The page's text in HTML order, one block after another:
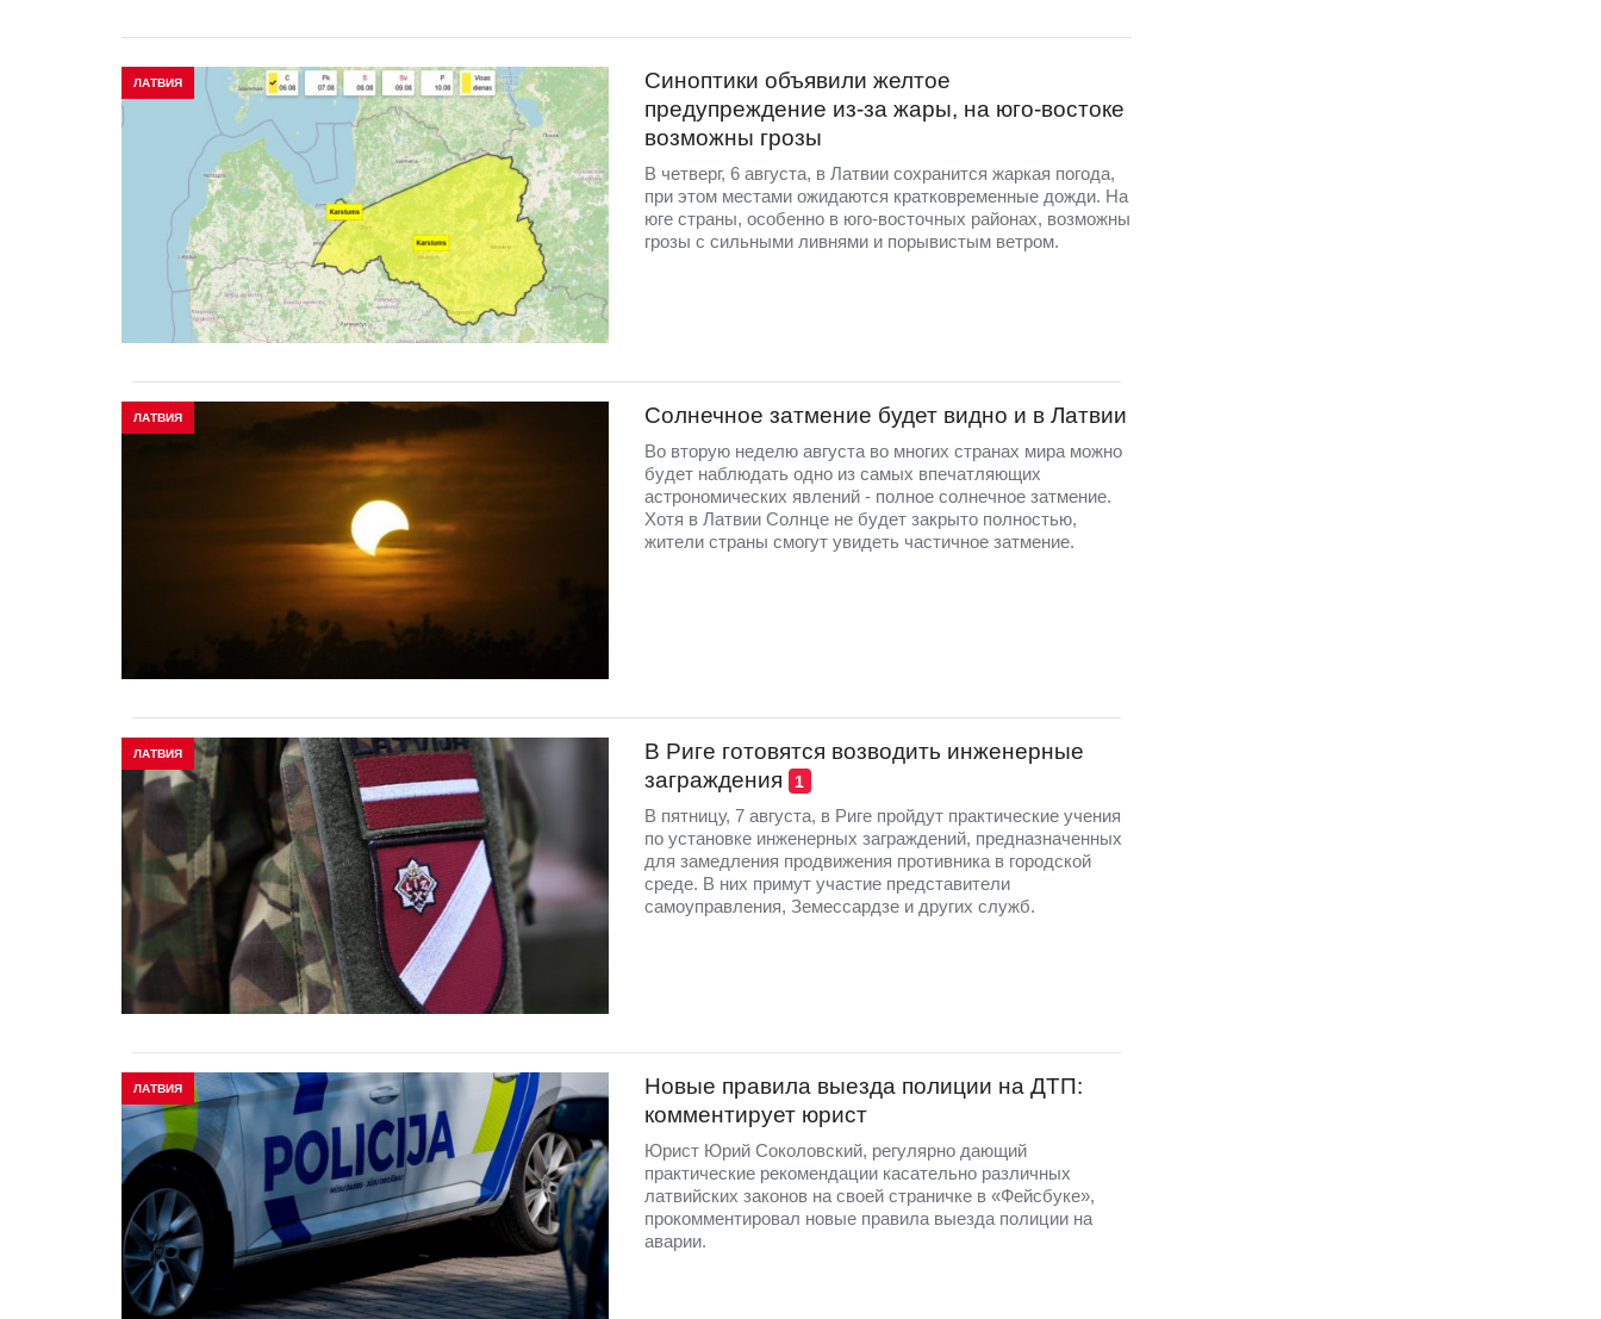
ЛАТВИЯ
Синоптики объявили желтое
предупреждение из-за жары, на юго-востоке
возможны грозы
В четверг, 6 августа, в Латвии сохранится жаркая погода,
при этом местами ожидаются кратковременные дожди. На
юге страны, особенно в юго-восточных районах, возможны
грозы с сильными ливнями и порывистым ветром.
ЛАТВИЯ Солнечное затмение будет видно и в Латвии
Во вторую неделю августа во многих странах мира можно
будет наблюдать одно из самых впечатляющих
астрономических явлений - полное солнечное затмение.
Хотя в Латвии Солнце не будет закрыто полностью,
жители страны смогут увидеть частичное затмение.
ЛАТВИЯ
В Риге готовятся возводить инженерные
заграждения
1
В пятницу, 7 августа, в Риге пройдут практические учения
по установке инженерных заграждений, предназначенных
для замедления продвижения противника в городской
среде. В них примут участие представители
самоуправления, Земессардзе и других служб.
ЛАТВИЯ
Новые правила выезда полиции на ДТП:
комментирует юрист
Юрист Юрий Соколовский, регулярно дающий
практические рекомендации касательно различных
латвийских законов на своей страничке в «Фейсбуке»,
прокомментировал новые правила выезда полиции на
аварии.